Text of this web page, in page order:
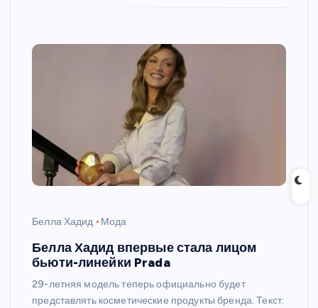
Белла Хадид Мода
Белла Хадид впервые стала лицом
бьюти-линейки Prada
29-летняя модель теперь официально будет
представлять косметические продукты бренда. Текст: